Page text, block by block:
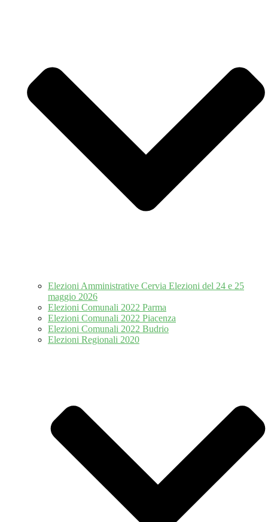
Elezioni Amministrative Cervia Elezioni del 24 e 25
maggio 2026
Elezioni Comunali 2022 Parma
Elezioni Comunali 2022 Piacenza
Elezioni Comunali 2022 Budrio
Elezioni Regionali 2020